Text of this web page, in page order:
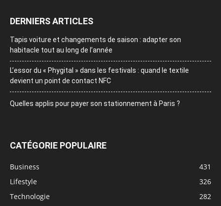
DERNIERS ARTICLES
Tapis voiture et changements de saison : adapter son
habitacle tout au long de l’année
L’essor du « Phygital » dans les festivals : quand le textile
devient un point de contact NFC
Quelles applis pour payer son stationnement à Paris ?
CATÉGORIE POPULAIRE
Business
431
Lifestyle
326
Technologie
282